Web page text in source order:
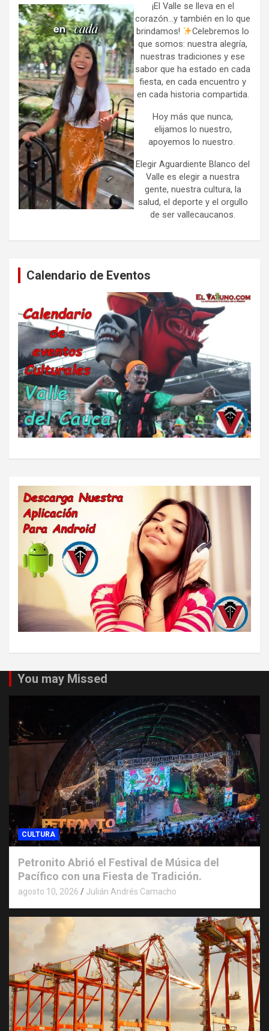
h
¡El Valle se lleva en el
corazón…y también en lo que
brindamos!
Celebremos lo
que somos: nuestra alegría,
nuestras tradiciones y ese
sabor que ha estado en cada
fiesta, en cada encuentro y
en cada historia compartida.
Hoy más que nunca,
elijamos lo nuestro,
apoyemos lo nuestro.
Elegir Aguardiente Blanco del
Valle es elegir a nuestra
gente, nuestra cultura, la
salud, el deporte y el orgullo
de ser vallecaucanos.
Calendario de Eventos
You may Missed
CULTURA
Petronito Abrió el Festival de Música del
Pacífico con una Fiesta de Tradición.
agosto 10, 2026 Julián Andrés Camacho